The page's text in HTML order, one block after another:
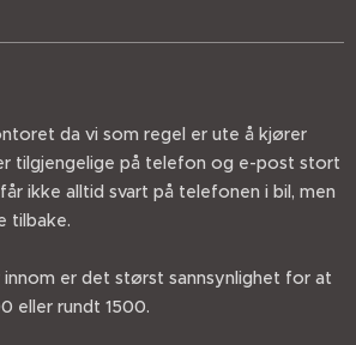
da vi som regel er ute å kjører
tilgjengelige på telefon og e-post stort
ikke alltid svart på telefonen i bil, men
tilbake.
er det størst sannsynlighet for at
eller rundt 1500.